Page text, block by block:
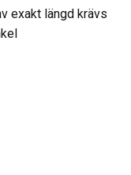
exakt längd krävs